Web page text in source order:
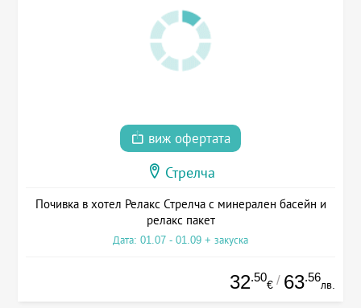
виж офертата
Стрелча
Почивка в хотел Релакс Стрелча с минерален басейн и
релакс пакет
Дата: 01.07 - 01.09 + закуска
32.50
€ / 63.56
лв.